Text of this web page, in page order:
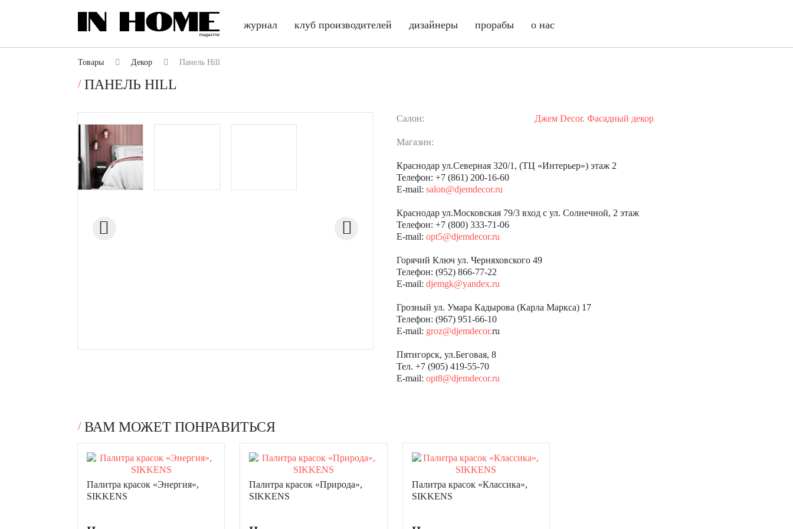
журнал клуб производителей дизайнеры прорабы о нас
Товары Декор Панель Hill
ПАНЕЛЬ HILL
Салон: Джем Decor. Фасадный декор
Магазин:
Краснодар ул.Северная 320/1, (ТЦ «Интерьер») этаж 2
Телефон: +7 (861) 200-16-60
E-mail: salon@djemdecor.ru
Краснодар ул.Московская 79/3 вход с ул. Солнечной, 2 этаж
Телефон: +7 (800) 333-71-06
E-mail: opt5@djemdecor.ru
Горячий Ключ ул. Черняховского 49
Телефон: (952) 866-77-22
E-mail: djemgk@yandex.ru
Грозный ул. Умара Кадырова (Карла Маркса) 17
Телефон: (967) 951-66-10
E-mail: groz@djemdecor.ru
Пятигорск, ул.Беговая, 8
Тел. +7 (905) 419-55-70
E-mail: opt8@djemdecor.ru
ВАМ МОЖЕТ ПОНРАВИТЬСЯ
Палитра красок «Энергия»,
SIKKENS
Палитра красок «Природа»,
SIKKENS
Палитра красок «Классика»,
SIKKENS